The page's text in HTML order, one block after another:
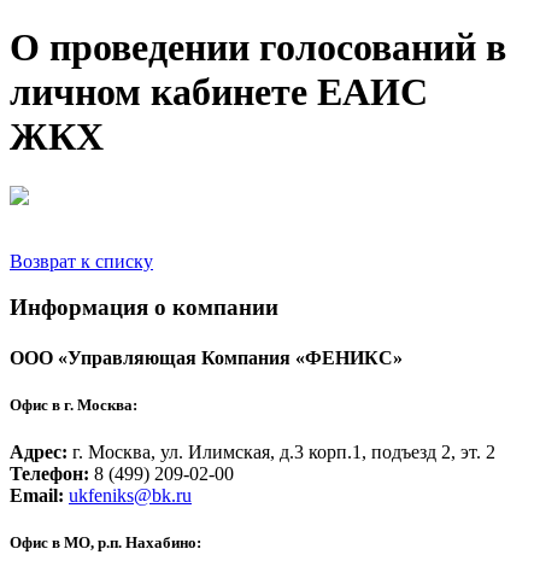
О проведении голосований в
личном кабинете ЕАИС
ЖКХ
Возврат к списку
Информация о компании
ООО «Управляющая Компания «ФЕНИКС»
Офис в г. Москва:
Адрес: г. Москва, ул. Илимская, д.3 корп.1, подъезд 2, эт. 2
Телефон: 8 (499) 209-02-00
Email: ukfeniks@bk.ru
Офис в МО, р.п. Нахабино: